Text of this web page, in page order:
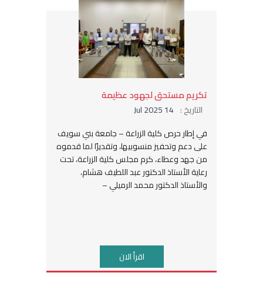
تكريم مستحق لجهود عظيمة
التاريخ : 14 Jul 2025
في إطار حرص كلية الزراعة – جامعة بني سويف
على دعم وتحفيز منسوبيها، وتقديرًا لما قدموه
من جهد وعطاء، كرم مجلس كلية الزراعة، تحت
رعاية الأستاذ الدكتور عبد اللطيف هشام،
والأستاذ الدكتور محمد الرميلي –
اقرأ الان